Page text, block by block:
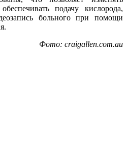
подачу кислорода,
больного при помощи
Фото: craigallen.com.au